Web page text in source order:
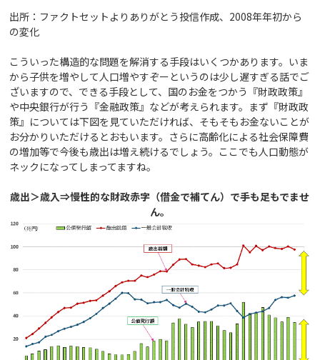
出所：ファクトセットよりありがとう投信作成、2008年年初から
の変化
こういった構造的な問題を解消する手段はいくつかあります。いま
から子供を増やして人口増やすぞーというのは少し遅すぎる話でご
ざいますので、できる手段として、国のお金をつかう『財政政策』
や中央銀行が行う『金融政策』などが考えられます。まず『財政政
策』については下図を見ていただければ、そもそもお金ないことが
お分かりいただけるとおもいます。さらに高齢化による社会保障費
の増加等で今後も歳出は増え続けるでしょう。ここでも人口動態が
ネックになってしまってますね。
歳出＞歳入⇒慢性的な財政赤字（借金で補てん）で手も足もでませ
ん。